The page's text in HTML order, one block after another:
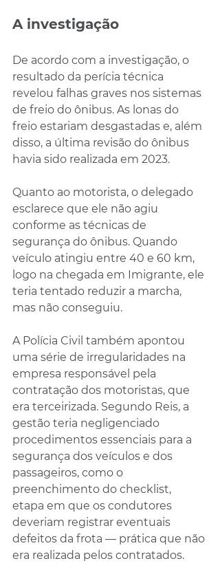
A investigação
De acordo com a investigação, o
resultado da perícia técnica
revelou falhas graves nos sistemas
de freio do ônibus. As lonas do
freio estariam desgastadas e, além
disso, a última revisão do ônibus
havia sido realizada em 2023.
Quanto ao motorista, o delegado
esclarece que ele não agiu
conforme as técnicas de
segurança do ônibus. Quando
veículo atingiu entre 40 e 60 km,
logo na chegada em Imigrante, ele
teria tentado reduzir a marcha,
mas não conseguiu.
A Polícia Civil também apontou
uma série de irregularidades na
empresa responsável pela
contratação dos motoristas, que
era terceirizada. Segundo Reis, a
gestão teria negligenciado
procedimentos essenciais para a
segurança dos veículos e dos
passageiros, como o
preenchimento do checklist,
etapa em que os condutores
deveriam registrar eventuais
defeitos da frota — prática que não
era realizada pelos contratados.